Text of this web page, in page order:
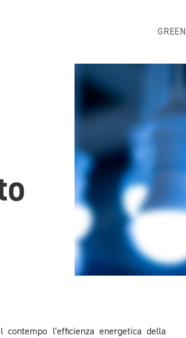
GREEN
l'efficienza energetica della